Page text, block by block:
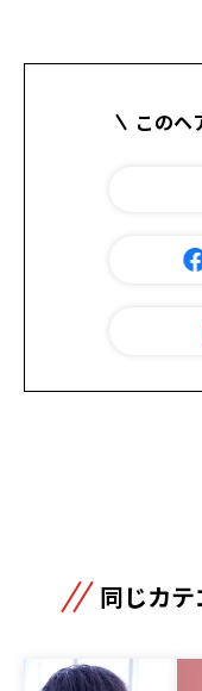
このヘ
同じカ